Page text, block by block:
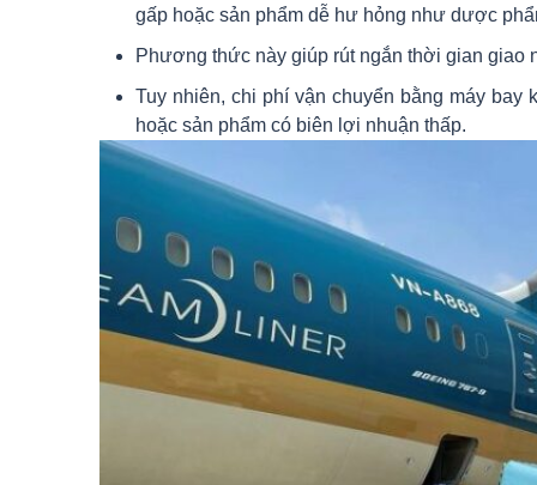
gấp hoặc sản phẩm dễ hư hỏng như dược
Phương thức này giúp rút ngắn thời gian giao
Tuy nhiên, chi phí vận chuyển bằng máy
hoặc sản phẩm có biên lợi nhuận thấp.